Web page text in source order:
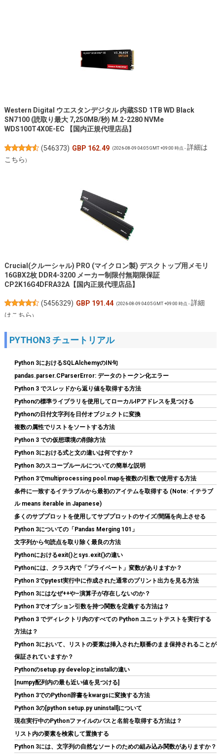
Western Digital ウエスタンデジタル 内蔵SSD 1TB WD Black
SN7100 (読取り最大 7,250MB/秒) M.2-2280 NVMe
WDS100T4X0E-EC 【国内正規代理店品】
(546373) GBP 162.49 (2026-08-09 04:05 GMT +09:00 時点 -詳細は
こちら)
Crucial(クルーシャル) PRO (マイクロン製) デスクトップ用メモリ
16GBX2枚 DDR4-3200 メーカー制限付無期限保証
CP2K16G4DFRA32A【国内正規代理店品】
(5456329) GBP 191.44 (2026-08-09 04:05 GMT +09:00 時点 -詳細
はこちら)
Hanye SSD 1TB PCIe Gen4x4 M.2 NVMe 2280 ヒートシンク搭載
新型PS5 / PS5動作確認済み R:7400MB/s W:6500MB/s 高耐久3D
NAND TLC HE70 正規代理店品メーカー5年保証
(5462755) GBP 136.52 (2026-08-09 04:05 GMT +09:00 時点 -詳細
はこちら)
玄人志向 電源ユニット 850W ATX 電源 80 PLUS ゴールド PC電源
フルプラグイン KRPW-GS850W/90+
(54217) GBP 48.49 (2026-08-09 04:05 GMT +09:00 時点 -
ちら)
CORSAIR RM850e 2025モデル PC電源ユニット 850W PCIE 5.1 対
応 80PLUS Gold認証 ATX 3.1 認証済 フルモジュラー 12V-2x6 ケ
ーブル付属 CP-9020296-JP
PYTHON3 チュートリアル
Python 3におけるSQLAlchemyのIN句
pandas.parser.CParserError: データのトークン化エラー
Python 3 でスレッドから返り値を取得する方法
Pythonの標準ライブラリを使用してローカルIPアドレスを見つける
Pythonの日付文字列を日付オブジェクトに変換
複数の属性でリストをソートする方法
Python 3 での仮想環境の削除方法
Python 3における式と文の違いは何ですか？
Python 3のスコープルールについての簡単な説明
Python 3でmultiprocessing pool.mapを複数の引数で使用する方法
条件に一致するイテラブルから最初のアイテムを取得する (Note: イテラブ
ル means iterable in Japanese)
多くのサブプロットを使用してサブプロットのサイズ/間隔を向上させる
Python 3についての「Pandas Merging 101」
文字列から句読点を取り除く最良の方法
Pythonにおけるexit()とsys.exit()の違い
Pythonには、クラス内で「プライベート」変数がありますか？
Python 3でpytest実行中に作成された通常のプリント出力を見る方法
Python 3にはなぜ++や–演算子が存在しないのか？
Python 3でオプション引数を持つ関数を定義する方法は？
Python 3 でディレクトリ内のすべての Python ユニットテストを実行する
方法は？
Python 3において、リストの要素は挿入された順番のまま保持されることが
保証されていますか？
Pythonのsetup.py developとinstallの違い
[numpy配列内の最も近い値を見つける]
Python 3でのPython辞書をkwargsに変換する方法
Python 3の[python setup.py uninstall]について
現在実行中のPythonファイルのパスと名前を取得する方法は？
リスト内の要素を検索して置換する
Python 3には、文字列の自然なソートのための組み込み関数がありますか？